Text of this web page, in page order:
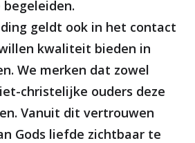
geldt ook in het contact
kwaliteit bieden in
We merken dat zowel
christelijke ouders deze
Vanuit dit vertrouwen
Gods liefde zichtbaar te